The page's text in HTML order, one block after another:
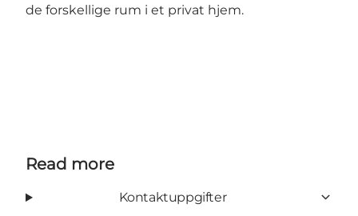
de forskellige rum i et privat hjem.
Read more
Kontaktuppgifter